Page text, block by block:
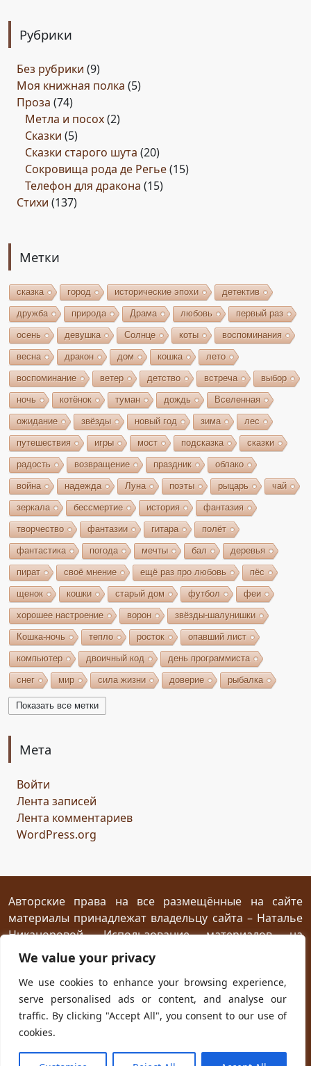
We value your privacy
We use cookies to enhance your browsing experience,
serve personalised ads or content, and analyse our
traffic. By clicking "Accept All", you consent to our use of
cookies.
Рубрики
Без рубрики (9)
Моя книжная полка (5)
Проза (74)
Метла и посох(2)
Сказки (5)
Сказки старого шута (20)
Сокровища рода де Регье(15)
Телефон для дракона (15)
Стихи (137)
Метки
сказка город исторические эпохи детектив
дружба природа Драма любовь первый раз
осень девушка Солнце коты воспоминания
весна дракон дом кошка лето
воспоминание ветер детство встреча выбор
ночь котёнок туман дождь Вселенная
ожидание звёзды новый год зима лес
путешествия игры мост подсказка сказки
радость возвращение праздник облако
война надежда Луна поэты рыцарь чай
зеркала бессмертие история фантазия
творчество фантазии гитара полёт
фантастика погода мечты бал деревья
пират своё мнение ещё раз про любовь пёс
щенок кошки старый дом футбол феи
хорошее настроение ворон звёзды-шалунишки
Кошка-ночь тепло росток опавший лист
компьютер двоичный код день программиста
снег мир сила жизни доверие рыбалка
волшебство игрушки
возрождение
сомнение
мяч стирательная резинка
ресторан
птица Киви путеводный камень магия камня
сокровище шантаж ссора
женщины дворец кузница гнев дракона жар
испуг побег плен план приключение
телефон гадание
Показать все метки
Мета
Войти
Лента записей
Лента комментариев
WordPress.org
Авторские права на все размещённые на сайте
материалы принадлежат владельцу сайта – Наталье
Никаноровой. Использование материалов на
посторонних сайтах разрешается без
предварительного согласия при условии
размещения прямой открытой для индексирования
ссылки на первоисточник не ниже первого абзаца
текста.
Powered with WordPressand own Kadryctheme.